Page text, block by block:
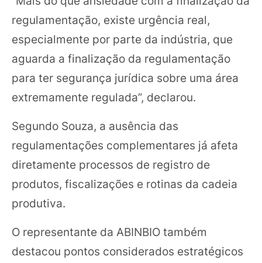
regulamentação, existe urgência real,
especialmente por parte da indústria, que
aguarda a finalização da regulamentação
para ter segurança jurídica sobre uma área
extremamente regulada”, declarou.
Segundo Souza, a ausência das
regulamentações complementares já afeta
diretamente processos de registro de
produtos, fiscalizações e rotinas da cadeia
produtiva.
O representante da ABINBIO também
destacou pontos considerados estratégicos